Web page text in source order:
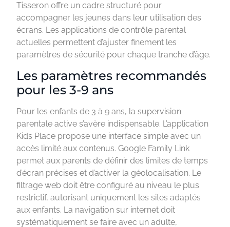
Tisseron offre un cadre structuré pour
accompagner les jeunes dans leur utilisation des
écrans. Les applications de contrôle parental
actuelles permettent d’ajuster finement les
paramètres de sécurité pour chaque tranche d’âge.
Les paramètres recommandés
pour les 3-9 ans
Pour les enfants de 3 à 9 ans, la supervision
parentale active s’avère indispensable. L’application
Kids Place propose une interface simple avec un
accès limité aux contenus. Google Family Link
permet aux parents de définir des limites de temps
d’écran précises et d’activer la géolocalisation. Le
filtrage web doit être configuré au niveau le plus
restrictif, autorisant uniquement les sites adaptés
aux enfants. La navigation sur internet doit
systématiquement se faire avec un adulte,